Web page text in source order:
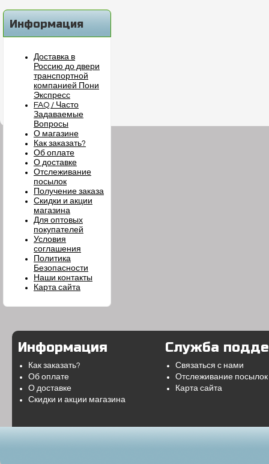
Информация
Доставка в
Россию до двери
транспортной
компанией Пони
Экспресс
FAQ / Часто
Задаваемые
Вопросы
О магазине
Как заказать?
Об оплате
О доставке
Отслеживание
посылок
Получение заказа
Скидки и акции
магазина
Для оптовых
покупателей
Условия
соглашения
Политика
Безопасности
Наши контакты
Карта сайта
Информация
Как заказать?
Об оплате
О доставке
Скидки и акции магазина
Служба
Связаться с нами
Отслеживание посылок
Карта сайта